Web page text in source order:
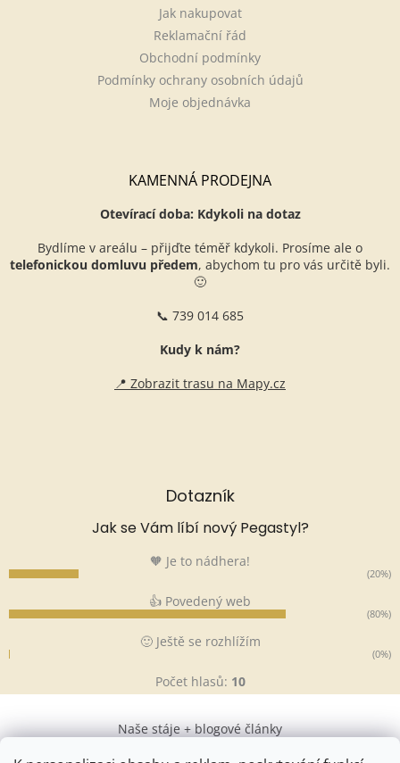
Jak nakupovat
Reklamační řád
Obchodní podmínky
Podmínky ochrany osobních údajů
Moje objednávka
KAMENNÁ PRODEJNA
Otevírací doba: Kdykoli na dotaz
Bydlíme v areálu – přijďte téměř kdykoli. Prosíme ale o
telefonickou domluvu předem, abychom tu pro vás určitě byli.
🙂
📞 739 014 685
Kudy k nám?
📍 Zobrazit trasu na Mapy.cz
Dotazník
Jak se Vám líbí nový Pegastyl?
🧡 Je to nádhera!
(20%)
👍 Povedený web
(80%)
🙂 Ještě se rozhlížím
(0%)
Počet hlasů: 10
Naše stáje + blogové články